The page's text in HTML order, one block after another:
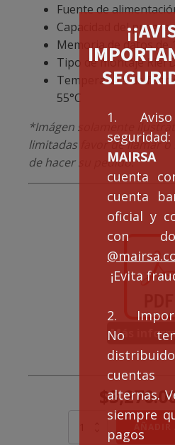
1.
seguridad:
MAIRSA
cuenta
cuenta
oficial y
con
¡Evita
2.
No
cuentas
alternas.
siempre
Fuente de
Capacidad del
Memoria de datos de
Tipo de montaje Riel
Temperatura de
55°C
*Imágen solamente
limitadas favor de llamar
de hacer su pedido.
Más
$